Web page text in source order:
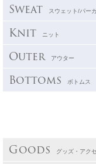
Sweat スウェット/パー
Knit ニット
Outer アウター
Bottoms ボトムス
Goods グッズ・アク